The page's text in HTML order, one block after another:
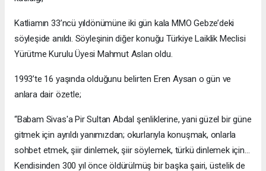
Katliamın 33’ncü yıldönümüne iki gün kala MMO Gebze’deki
söyleşide anıldı. Söyleşinin diğer konuğu Türkiye Laiklik Meclisi
Yürütme Kurulu Üyesi Mahmut Aslan oldu.
1993’te 16 yaşında olduğunu belirten Eren Aysan o gün ve
anlara dair özetle;
“Babam Sivas'a Pir Sultan Abdal şenliklerine, yani güzel bir güne
gitmek için ayrıldı yanımızdan; okurlarıyla konuşmak, onlarla
sohbet etmek, şiir dinlemek, şiir söylemek, türkü dinlemek için...
Kendisinden 300 yıl önce öldürülmüş bir başka şairi, üstelik de